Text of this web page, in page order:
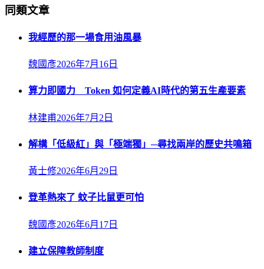
同類文章
我經歷的那一場食用油風暴
魏國彥2026年7月16日
算力即國力 Token 如何定義AI時代的第五生產要素
林建甫2026年7月2日
解構「低級紅」與「極端獨」─尋找兩岸的歷史共鳴箱
黃士修2026年6月29日
登革熱來了 蚊子比鼠更可怕
魏國彥2026年6月17日
建立保障教師制度